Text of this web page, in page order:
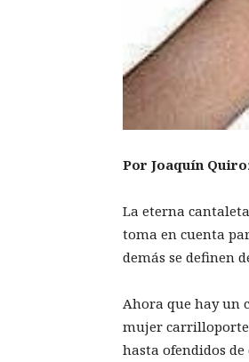
Por Joaquín
La eterna
toma en cuenta
demás se definen
Ahora que hay un
mujer
hasta ofendidos